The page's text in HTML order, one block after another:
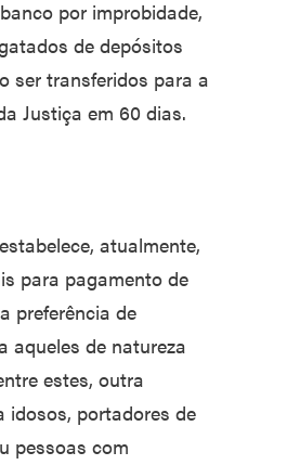
por improbidade,
de depósitos
ser transferidos para a
Justiça em 60 dias.
atualmente,
para pagamento de
preferência de
aqueles de natureza
estes, outra
idosos, portadores de
pessoas com